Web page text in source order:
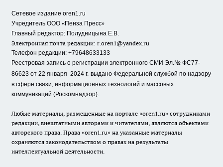
Сетевое издание oren1.ru
Учредитель ООО «Пенза Пресс»
Главный редактор: Полудницына Е.В.
Электронная почта редакции: r.oren1@yandex.ru
Телефон редакции: +79648633133
Реестровая запись о регистрации электронного СМИ Эл.№ ФС77-
86623 от 22 января 2024 г. выдано Федеральной службой по надзору
в сфере связи, информационных технологий и массовых
коммуникаций (Роскомнадзор).
Любые материалы, размещенные на портале «oren1.ru» сотрудниками
редакции, внештатными авторами и читателями, являются объектами
авторского права. Права «oren1.ru» на указанные материалы
охраняются законодательством о правах на результаты
интеллектуальной деятельности.